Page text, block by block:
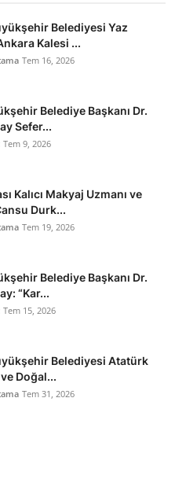
Belediyesi Yaz
Kalesi ...
Tem 16, 2026
Belediye Başkanı Dr.
Sefer...
Tem 9, 2026
Kalıcı Makyaj Uzmanı ve
Durk...
Tem 19, 2026
Belediye Başkanı Dr.
“Kar...
Tem 15, 2026
Belediyesi Atatürk
Doğal...
Tem 31, 2026